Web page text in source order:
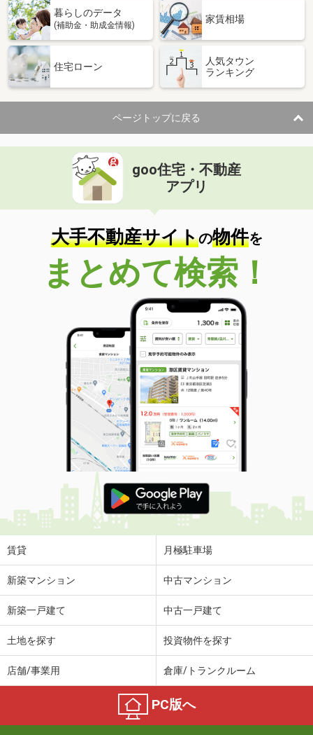
暮らしのデータ
(補助金・助成金情報)
家賃相場
住宅ローン
人気タウン
ランキング
ページトップに戻る
goo住宅・不動産
アプリ
大手不動産サイトの物件を
まとめて検索！
賃貸 月極駐車場
新築マンション 中古マンション
新築一戸建て 中古一戸建て
土地を探す 投資物件を探す
店舗/事業用 倉庫/トランクルーム
PC版へ